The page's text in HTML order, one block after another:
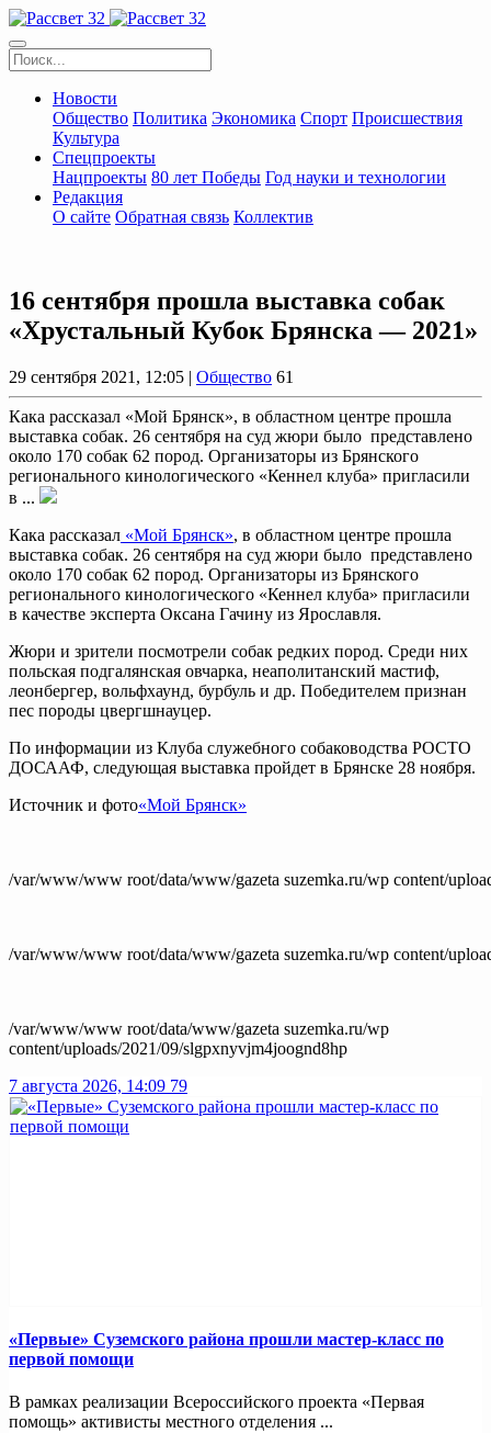
Новости
Общество Политика Экономика Спорт Происшествия
Культура
Спецпроекты
Нацпроекты 80 лет Победы Год науки и технологии
Редакция
О сайте Обратная связь Коллектив
16 сентября прошла выставка собак
«Хрустальный Кубок Брянска — 2021»
29 сентября 2021, 12:05 | Общество 61
Кака рассказал «Мой Брянск», в областном центре прошла
выставка собак. 26 сентября на суд жюри было представлено
около 170 собак 62 пород. Организаторы из Брянского
регионального кинологического «Кеннел клуба» пригласили
в ...
Кака рассказал «Мой Брянск», в областном центре прошла
выставка собак. 26 сентября на суд жюри было представлено
около 170 собак 62 пород. Организаторы из Брянского
регионального кинологического «Кеннел клуба» пригласили
в качестве эксперта Оксана Гачину из Ярославля.
Жюри и зрители посмотрели собак редких пород. Среди них
польская подгалянская овчарка, неаполитанский мастиф,
леонбергер, вольфхаунд, бурбуль и др. Победителем признан
пес породы цвергшнауцер.
По информации из Клуба служебного собаководства РОСТО
ДОСААФ, следующая выставка пройдет в Брянске 28 ноября.
Источник и фото«Мой Брянск»
/var/www/www root/data/www/gazeta suzemka.ru/wp content/
/var/www/www root/data/www/gazeta suzemka.ru/wp content/
/var/www/www root/data/www/gazeta suzemka.ru/wp
content/uploads/2021/09/slgpxnyvjm4joognd8hp
7 августа 2026, 14:09 79
«Первые» Суземского района прошли мастер-класс по
первой помощи
В рамках реализации Всероссийского проекта «Первая
помощь» активисты местного отделения ...